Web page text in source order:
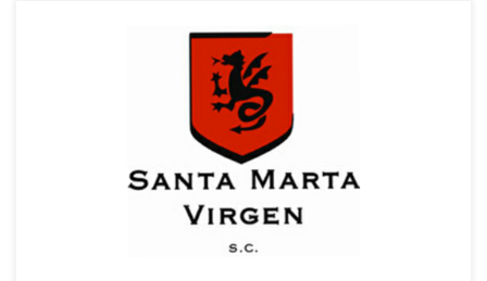
Página web: Web Correo Electrónico: Contactar por correo
electrónico Teléfono: Teléono: +34 924690108 Ámbito de
suministro: NACIONAL Productos que ofrece: …